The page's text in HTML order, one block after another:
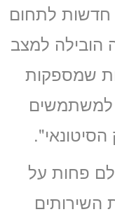
חדשות לתחום
הובילה למצב
שמספקות
למשתמשים
פחות על